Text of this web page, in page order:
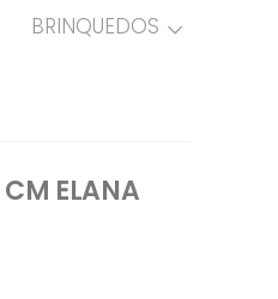
cnpj
BRINQUEDOS
ELANA